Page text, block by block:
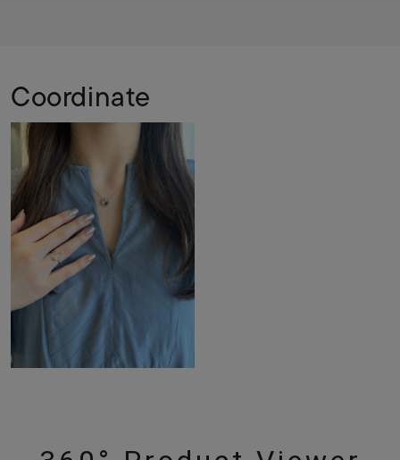
Coordinate